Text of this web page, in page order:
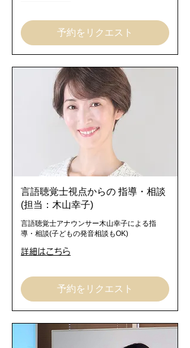
予約をリクエスト
言語聴覚士視点からの 指導・相談
(担当：木山幸子)
言語聴覚士アナウンサー木山幸子による指
導・相談(子どもの発音相談もOK)
詳細はこちら
予約をリクエスト